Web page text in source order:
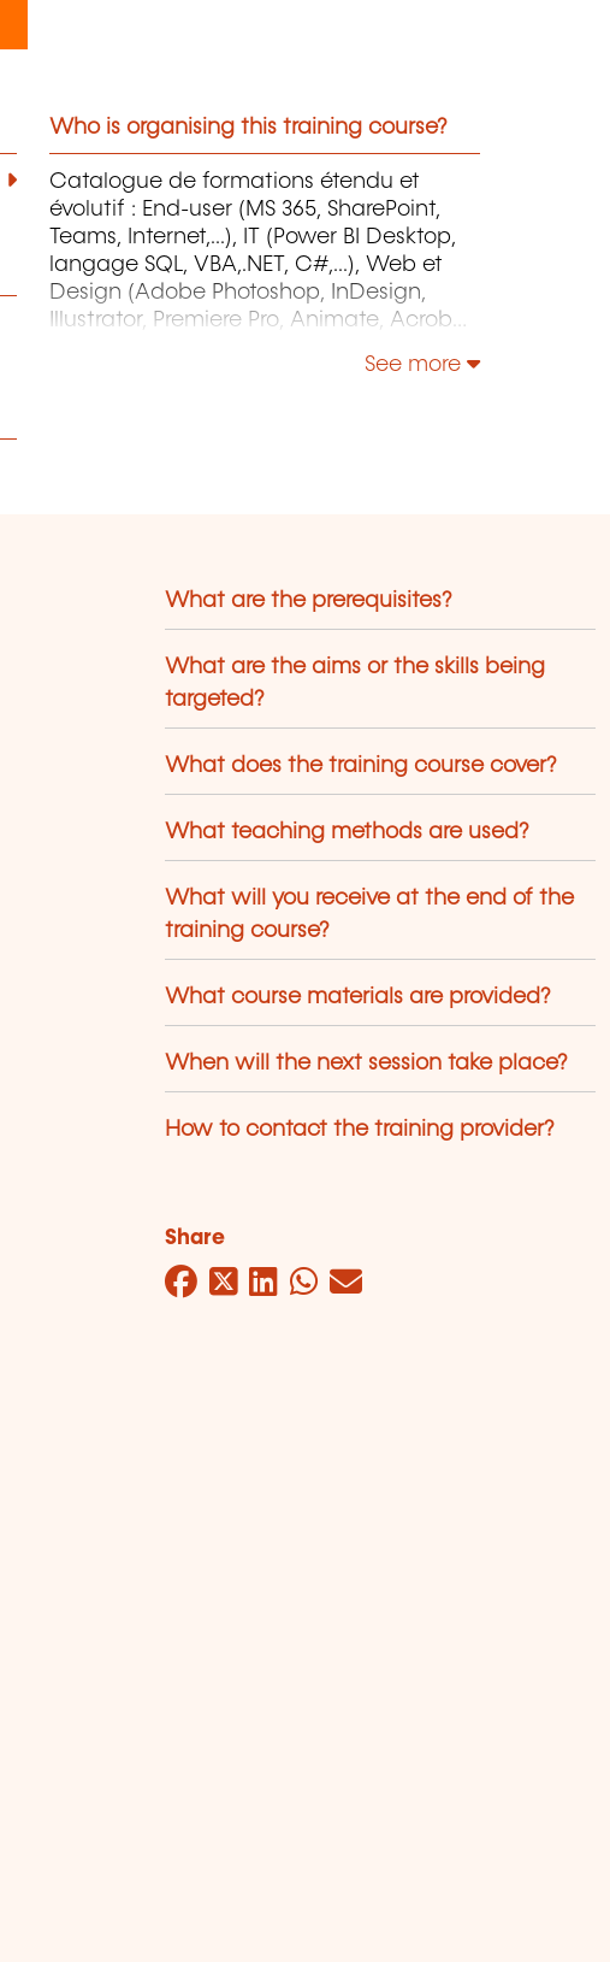
Who is organising this training course?
Catalogue de formations étendu et
évolutif : End-user (MS 365, SharePoint,
Teams, Internet,...), IT (Power BI Desktop,
langage SQL, VBA,.NET, C#,...), Web et
Design (Adobe Photoshop, InDesign,
Illustrator, Premiere Pro, Animate, Acrobat
Project Management (MS Project)
See more
What are the prerequisites?
What are the aims or the skills being
targeted?
What does the training course cover?
What teaching methods are used?
What will you receive at the end of the
training course?
What course materials are provided?
When will the next session take place?
How to contact the training provider?
Share
Facebook
Twitter
LinkedIn
WhatsApp
Mail